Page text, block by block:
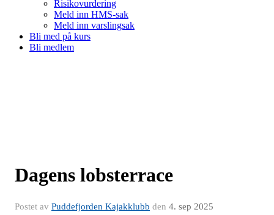
Risikovurdering
Meld inn HMS-sak
Meld inn varslingsak
Bli med på kurs
Bli medlem
Dagens lobsterrace
Postet av Puddefjorden Kajakklubb den 4. sep 2025